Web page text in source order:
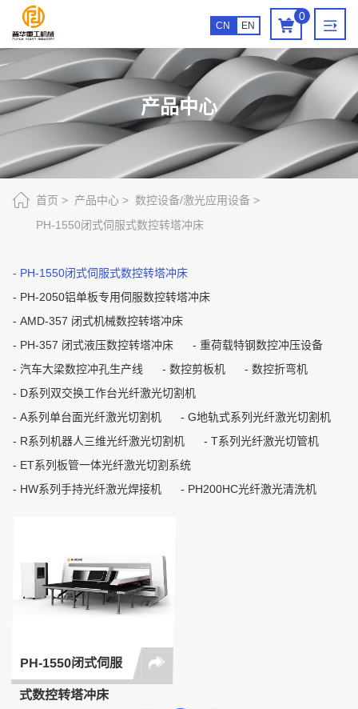
0
CN EN
PH-
1550
闭
式
伺
式
数
塔
冲
床
产品中心
首页 产品中心
数控设备/激光应用设备
PH-1550闭式伺服式数控转塔冲床
PH-1550闭式伺服式数控转塔冲床
PH-2050铝单板专用伺服数控转塔冲床
AMD-357 闭式机械数控转塔冲床
PH-357 闭式液压数控转塔冲床
重荷载特钢数控冲压设备
汽车大梁数控冲孔生产线
数控剪板机
数控折弯机
D系列双交换工作台光纤激光切割机
A系列单台面光纤激光切割机
G地轨式系列光纤激光切割机
R系列机器人三维光纤激光切割机
T系列光纤激光切管机
ET系列板管一体光纤激光切割系统
HW系列手持光纤激光焊接机
PH200HC光纤激光清洗机
PH-1550闭式伺服
式数控转塔冲床